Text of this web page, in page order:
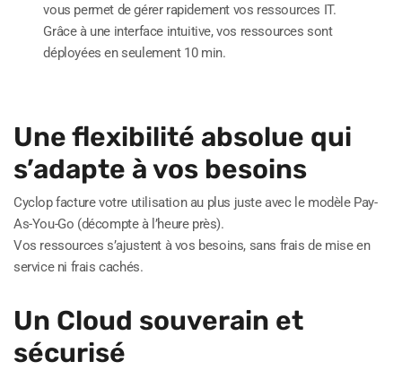
vous permet de gérer rapidement vos ressources IT.
Grâce à une interface intuitive, vos ressources sont
déployées en seulement 10 min.
Une flexibilité absolue qui
s’adapte à vos besoins
Cyclop facture votre utilisation au plus juste avec le modèle Pay-
As-You-Go (décompte à l’heure près).
Vos ressources s’ajustent à vos besoins, sans frais de mise en
service ni frais cachés.
Un Cloud souverain et
sécurisé